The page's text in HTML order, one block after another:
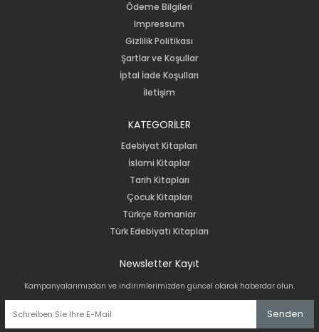
Ödeme Bilgileri
Impressum
Gizlilik Politikası
Şartlar ve Koşullar
İptal İade Koşulları
İletişim
KATEGORİLER
Edebiyat Kitapları
İslami Kitaplar
Tarih Kitapları
Çocuk Kitapları
Türkçe Romanlar
Türk Edebiyatı Kitapları
Newsletter Kayıt
Kampanyalarımızdan ve indirimlerimizden güncel olarak haberdar olun.
Senden